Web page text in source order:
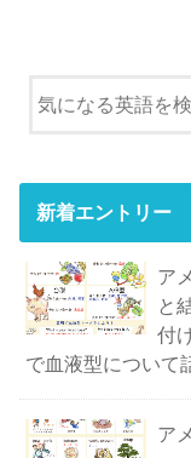
新着エントリー
ア
と
付
で血液型について
ア